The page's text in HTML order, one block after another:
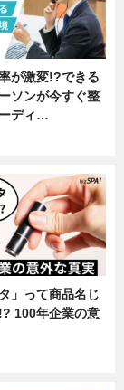
が激変!?できる
ソンが今すぐ整
ディ…
」って商品名じ
100年企業の意